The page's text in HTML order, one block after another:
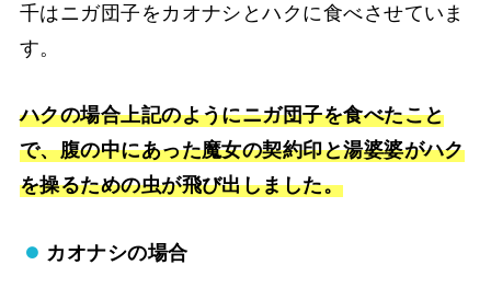
千はニガ団子をカオナシとハクに食べさせていま
す。
ハクの場合上記のようにニガ団子を食べたこと
で、腹の中にあった魔女の契約印と湯婆婆がハク
を操るための虫が飛び出しました。
カオナシの場合